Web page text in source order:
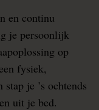
en continu
je persoonlijk
op
fysiek,
je ’s ochtends
uit je bed.